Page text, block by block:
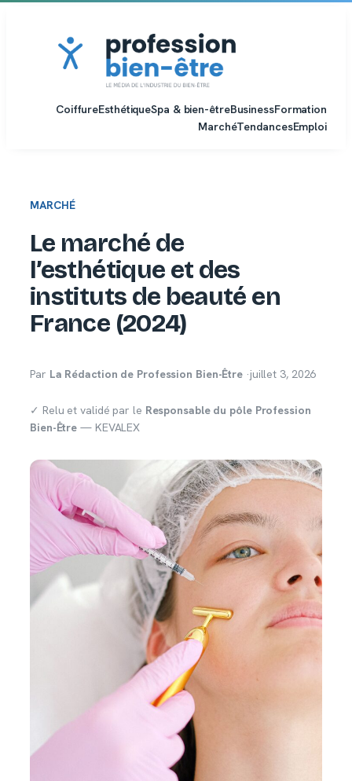
CoiffureEsthétiqueSpa & bien-êtreBusinessFormation
MarchéTendancesEmploi
MARCHÉ
Le marché de
l’esthétique et des
instituts de beauté en
France (2024)
Par La Rédaction de Profession Bien-Être ·juillet 3, 2026
✓ Relu et validé par le Responsable du pôle Profession
Bien-Être — KEVALEX